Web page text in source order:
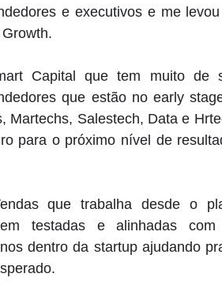
e executivos e me
Capital que tem muito de
que estão no early
Martechs, Salestech, Data e
para o próximo nível de
que trabalha desde o
testadas e alinhadas
dentro da startup ajudando